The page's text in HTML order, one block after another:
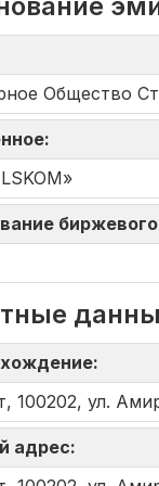
Общество
100202, ул.
адрес: